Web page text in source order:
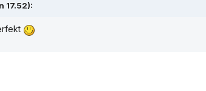
17.52):